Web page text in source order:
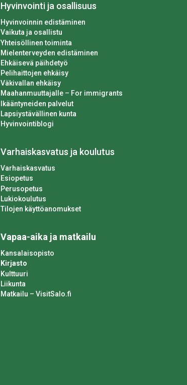
Hyvinvointi ja osallisuus
Hyvinvoinnin edistäminen
Vaikuta ja osallistu
Yhteisöllinen toiminta
Mielenterveyden edistäminen
Ehkäisevä päihdetyö
Pelihaittojen ehkäisy
Väkivallan ehkäisy
Maahanmuuttajalle – For immigrants
Ikääntyneiden palvelut
Lapsiystävällinen kunta
Hyvinvointiblogi
Varhaiskasvatus ja koulutus
Varhaiskasvatus
Esiopetus
Perusopetus
Lukiokoulutus
Tilojen käyttöanomukset
Vapaa-aika ja matkailu
Kansalaisopisto
Kirjasto
Kulttuuri
Liikunta
Matkailu – VisitSalo.fi